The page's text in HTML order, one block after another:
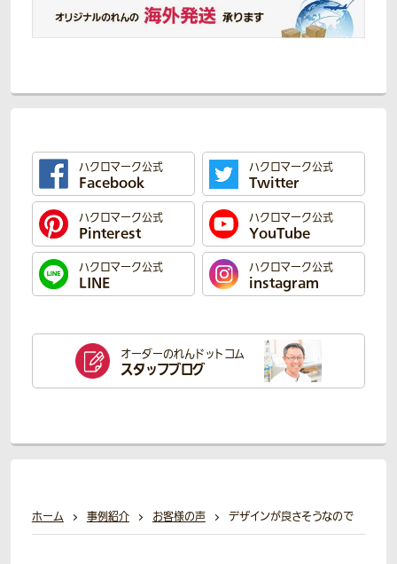
ハクロマーク公式
Facebook
ハクロマーク公式
Twitter
ハクロマーク公式
Pinterest
ハクロマーク公式
YouTube
ハクロマーク公式
LINE
ハクロマーク公式
instagram
オーダーのれんドットコム
スタッフブログ
ホーム 事例紹介 お客様の声 デザインが良さそうなので